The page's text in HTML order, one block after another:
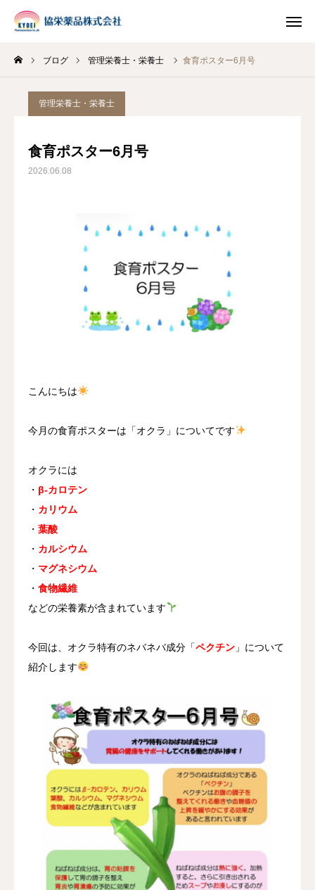
ブログ 管理栄養士・栄養士 食育ポスター6月号
管理栄養士・栄養士
食育ポスター6月号
2026.06.08
こんにちは
今月の食育ポスターは「オクラ」についてです
オクラには
・ β-カロテン
・ カリウム
・ 葉酸
・ カルシウム
・ マグネシウム
・ 食物繊維
などの栄養素が含まれています
今回は、オクラ特有のネバネバ成分「ペクチン 」について
紹介します
INSTAGRAM
HOME